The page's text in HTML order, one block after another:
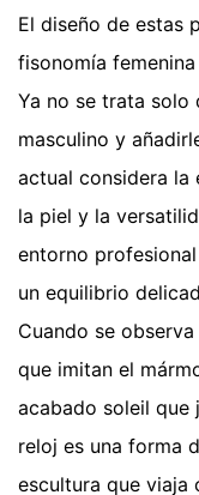
El diseño de estas
fisonomía
Ya no se trata solo
masculino y
actual considera la
la piel y la
entorno
un equilibrio
Cuando se
que imitan el
acabado soleil que
reloj es una forma
escultura que viaja